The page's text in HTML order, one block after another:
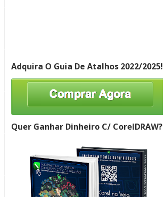
Adquira O Guia De Atalhos 2022/2025!
Quer Ganhar Dinheiro C/ CorelDRAW?